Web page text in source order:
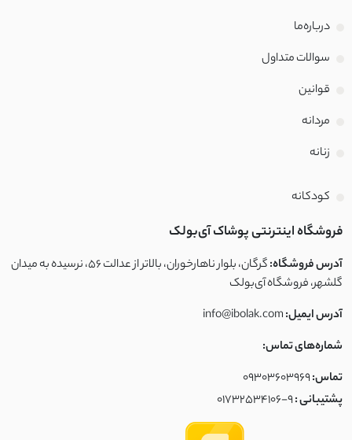
شمعی
کتان لینن
بافت
نخ و پنبه ضخیم
درباره‌ما
سوالات متداول
قوانین
مردانه
زنانه
کودکانه
فروشگاه اینترنتی پوشاک آی‌بولک
آدرس فروشگاه:
گرگان، بلوار ناهارخوران، بالاتر از عدالت ۵۶، نرسیده به میدان
گلشهر، فروشگاه آی‌بولک
آدرس ایمیل:info@ibolak.com
شماره‌های تماس:
تماس:09303603969
پشتیبانی :01732534106-9